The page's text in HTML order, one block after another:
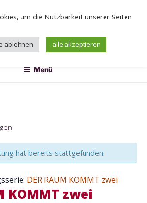
Veranstaltungen
Das Klärwerk
Menü
hat bereits stattgefunden.
DER RAUM KOMMT zwei
KOMMT zwei
um die Nutzbarkeit unserer Seiten
ablehnen alle akzeptieren